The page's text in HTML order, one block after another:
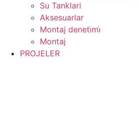
Su Tanklari
Aksesuarlar
Montaj deneti̇mi̇
Montaj
PROJELER